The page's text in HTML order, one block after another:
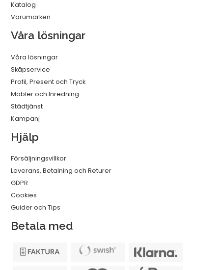
Katalog
Varumärken
Våra lösningar
Våra lösningar
Skåpservice
Profil, Present och Tryck
Möbler och Inredning
Städtjänst
Kampanj
Hjälp
Försäljningsvillkor
Leverans, Betalning och Returer
GDPR
Cookies
Guider och Tips
Betala med